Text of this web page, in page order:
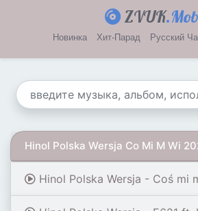
ZVUK
Новинка Хит-Парад Русский
Hinol Polska Wersja Co Mi M Wi
Hinol Polska Wersja - Coś mi